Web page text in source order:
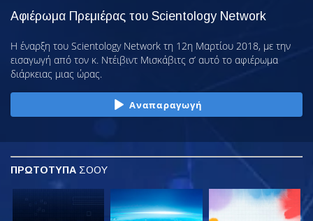
Αφιέρωμα Πρεμιέρας του Scientology Network
Η έναρξη του Scientology Network τη 12η Μαρτίου 2018, με την
εισαγωγή από τον κ. Ντέιβιντ Μισκάβιτς σ’ αυτό το αφιέρωμα
διάρκειας μιας ώρας.
Αναπαραγωγή
ΠΡΩΤΟΤΥΠΑ ΣΟΟΥ